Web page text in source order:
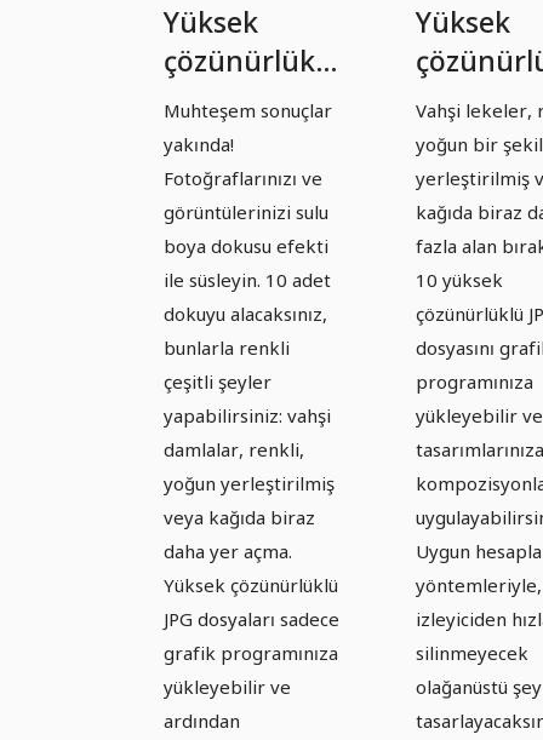
Yüksek
çözünürlüklü
dokular:
Suluboya -
Sürüm 3.
Muhteşem sonuçlar
yakında!
Fotoğraflarınızı ve
görüntülerinizi sulu
boya dokusu efekti
ile süsleyin. 10 adet
dokuyu alacaksınız,
bunlarla renkli
çeşitli şeyler
yapabilirsiniz: vahşi
damlalar, renkli,
yoğun yerleştirilmiş
veya kağıda biraz
daha yer açma.
Yüksek çözünürlüklü
JPG dosyaları sadece
grafik programınıza
yükleyebilir ve
ardından
Yüksek
dokular:
Sürüm 4
Vahşi lekeler,
yoğun bir
yerleştirilmiş
kağıda biraz
fazla alan
10 yüksek
çözünürlüklü
dosyasını
programınıza
yükleyebilir ve
Uygun
yöntemleriyle,
izleyiciden
silinmeyecek
olağanüstü